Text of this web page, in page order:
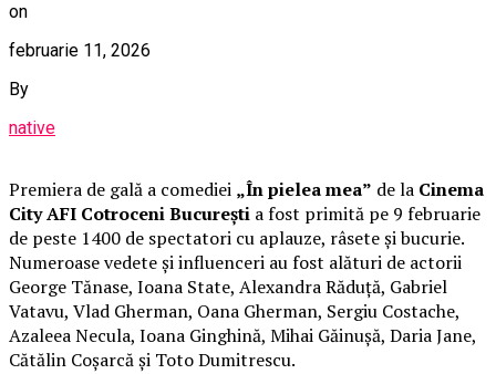
on
februarie 11, 2026
By
native
Premiera de gală a comediei „În pielea mea” de la Cinema
City AFI Cotroceni București a fost primită pe 9 februarie
de peste 1400 de spectatori cu aplauze, râsete și bucurie.
Numeroase vedete și influenceri au fost alături de actorii
George Tănase, Ioana State, Alexandra Răduță, Gabriel
Vatavu, Vlad Gherman, Oana Gherman, Sergiu Costache,
Azaleea Necula, Ioana Ginghină, Mihai Găinușă, Daria Jane,
Cătălin Coșarcă și Toto Dumitrescu.